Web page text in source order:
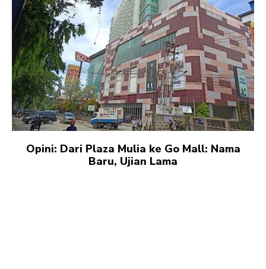
Opini: Dari Plaza Mulia ke Go Mall: Nama
Baru, Ujian Lama